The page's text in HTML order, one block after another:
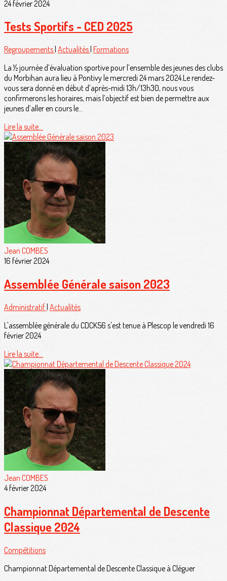
24 février 2024
Tests Sportifs - CED 2025
Regroupements Actualités | Formations
La ½ journée d’évaluation sportive pour l’ensemble des jeunes des clubs
du Morbihan aura lieu à Pontivy le mercredi 24 mars 2024.Le rendez-
vous sera donné en début d’après-midi 13h/13h30, nous vous
confirmerons les horaires, mais l’objectif est bien de permettre aux
jeunes d’aller en cours le...
Lire la suite...
Jean COMBES
16 février 2024
Assemblée Générale saison 2023
Administratif Actualités
L'assemblée générale du CDCK56 s'est tenue à Plescop le vendredi 16
février 2024
Lire la suite...
Jean COMBES
4 février 2024
Championnat Départemental de Descente
Classique 2024
Compétitions
Championnat Départemental de Descente Classique à Cléguer